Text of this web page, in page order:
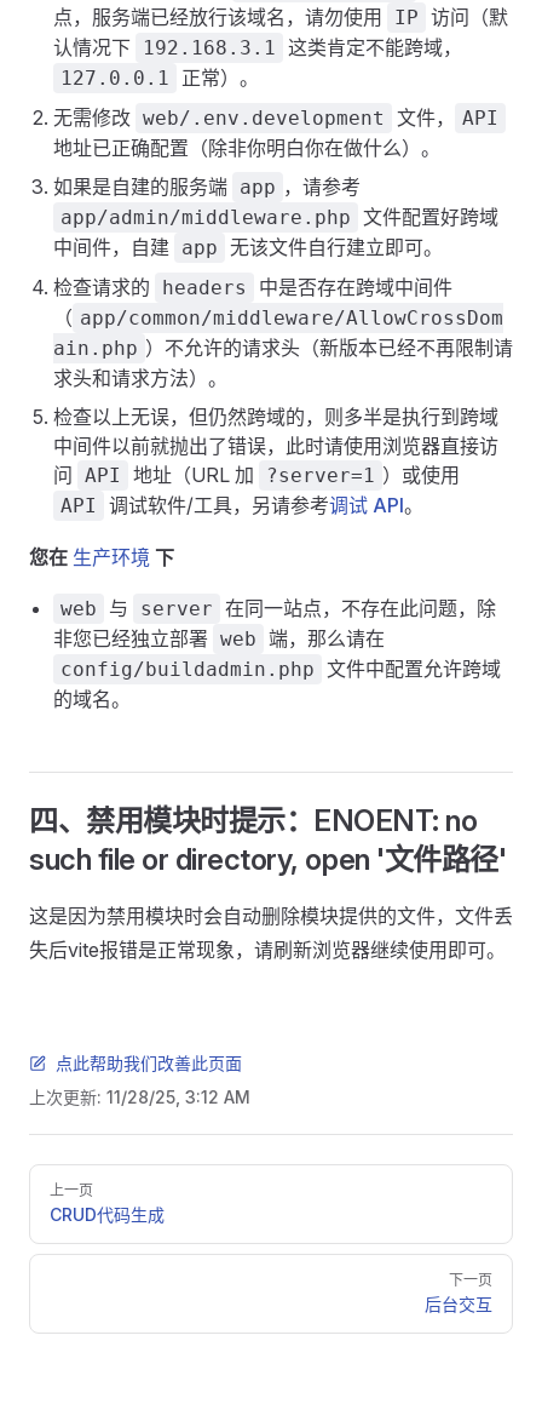
点，服务端已经放行该域名，请勿使用
IP 访问（默
认情况下
192.168.3.1 这类肯定不能跨域，
127.0.0.1
正常）。
无需修改 web/.env.development 文件， API
地址已正确配置（除非你明白你在做什么）。
如果是自建的服务端 app ，请参考
app/admin/middleware.php 文件配置好跨域
中间件，自建
app 无该文件自行建立即可。
检查请求的
headers
中是否存在跨域中间件
（ app/common/middleware/AllowCrossDom
ain.php ）不允许的请求头（新版本已经不再限制请
求头和请求方法）。
检查以上无误，但仍然跨域的，则多半是执行到跨域
中间件以前就抛出了错误，此时请使用浏览器直接访
问
API 地址（URL 加 ?server=1 ）或使用
API 调试软件/工具，另请参考调试 API。
您在 生产环境 下
web 与 server 在同一站点，不存在此问题，除
非您已经独立部署 web 端，那么请在
config/buildadmin.php 文件中配置允许跨域
的域名。
四、禁用模块时提示：ENOENT: no
such file or directory, open '文件路径'
这是因为禁用模块时会自动删除模块提供的文件，文件丢
失后vite报错是正常现象，请刷新浏览器继续使用即可。
点此帮助我们改善此页面
上次更新: 11/28/25, 3:12 AM
Pager
上一页
CRUD代码生成
下一页
后台交互